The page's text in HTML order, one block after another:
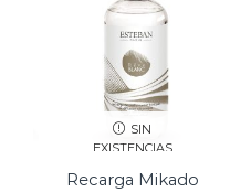
250ml
cantidad
SIN
EXISTENCIAS
Recarga Mikado